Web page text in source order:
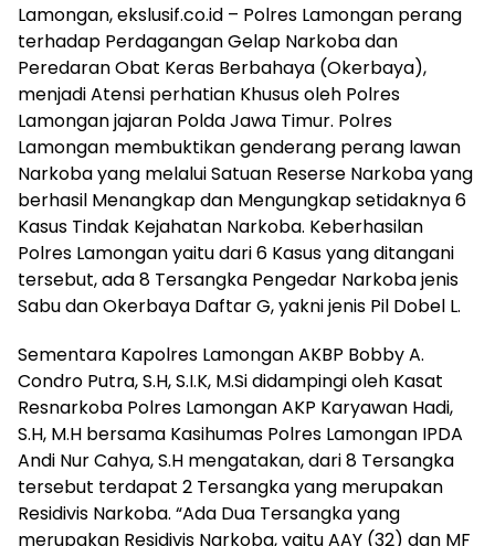
Lamongan, ekslusif.co.id – Polres Lamongan perang
terhadap Perdagangan Gelap Narkoba dan
Peredaran Obat Keras Berbahaya (Okerbaya),
menjadi Atensi perhatian Khusus oleh Polres
Lamongan jajaran Polda Jawa Timur. Polres
Lamongan membuktikan genderang perang lawan
Narkoba yang melalui Satuan Reserse Narkoba yang
berhasil Menangkap dan Mengungkap setidaknya 6
Kasus Tindak Kejahatan Narkoba. Keberhasilan
Polres Lamongan yaitu dari 6 Kasus yang ditangani
tersebut, ada 8 Tersangka Pengedar Narkoba jenis
Sabu dan Okerbaya Daftar G, yakni jenis Pil Dobel L.
Sementara Kapolres Lamongan AKBP Bobby A.
Condro Putra, S.H, S.I.K, M.Si didampingi oleh Kasat
Resnarkoba Polres Lamongan AKP Karyawan Hadi,
S.H, M.H bersama Kasihumas Polres Lamongan IPDA
Andi Nur Cahya, S.H mengatakan, dari 8 Tersangka
tersebut terdapat 2 Tersangka yang merupakan
Residivis Narkoba. “Ada Dua Tersangka yang
merupakan Residivis Narkoba, yaitu AAY (32) dan MF